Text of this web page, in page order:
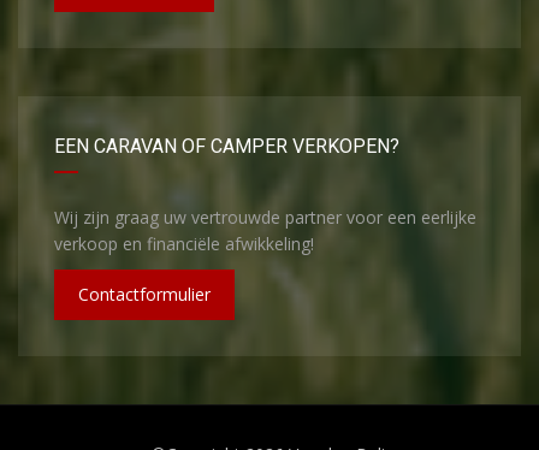
EEN CARAVAN OF CAMPER VERKOPEN?
Wij zijn graag uw vertrouwde partner voor een eerlijke
verkoop en financiële afwikkeling!
Contactformulier